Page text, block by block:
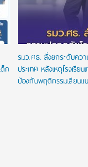
ก
รมว.ศธ. สั่งยกระดับคว
ประเทศ หลังเหตุโรงเรีย
ป้องกันพฤติกรรมเลียนแ